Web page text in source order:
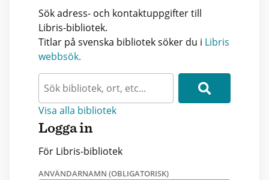
Sök adress- och kontaktuppgifter till
Libris-bibliotek.
Titlar på svenska bibliotek söker du i Libris
webbsök.
Visa alla bibliotek
Logga in
För Libris-bibliotek
ANVÄNDARNAMN (OBLIGATORISK)